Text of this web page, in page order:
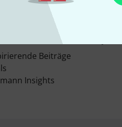
Newsletter
den Thomann Newsletter
50 Gutscheinen
Beiträge
Insights